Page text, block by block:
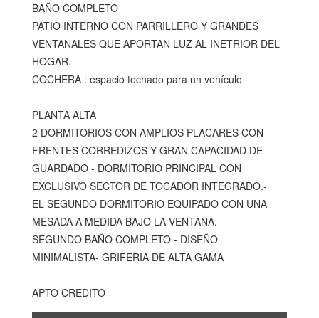
BAÑO COMPLETO
PATIO INTERNO CON PARRILLERO Y GRANDES
VENTANALES QUE APORTAN LUZ AL INETRIOR DEL
HOGAR.
COCHERA : espacio techado para un vehículo
PLANTA ALTA
2 DORMITORIOS CON AMPLIOS PLACARES CON
FRENTES CORREDIZOS Y GRAN CAPACIDAD DE
GUARDADO - DORMITORIO PRINCIPAL CON
EXCLUSIVO SECTOR DE TOCADOR INTEGRADO.-
EL SEGUNDO DORMITORIO EQUIPADO CON UNA
MESADA A MEDIDA BAJO LA VENTANA.
SEGUNDO BAÑO COMPLETO - DISEÑO
MINIMALISTA- GRIFERIA DE ALTA GAMA
APTO CREDITO